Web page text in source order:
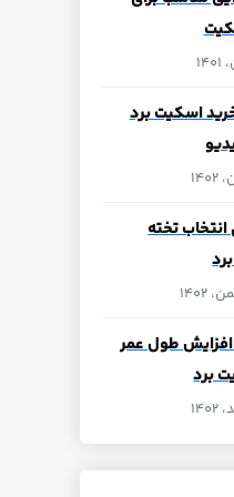
اسکیت برد
انتخاب تخته
افزایش طول عمر
برد